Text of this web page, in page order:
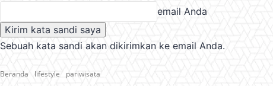
email Anda
Sebuah kata sandi akan dikirimkan ke email Anda.
Beranda lifestyle pariwisata